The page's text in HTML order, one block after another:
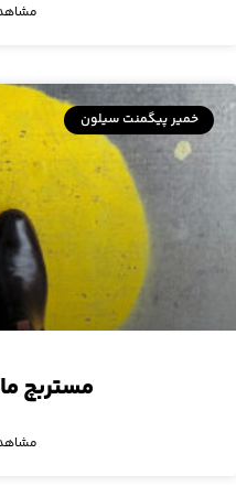
خمیر پیگمنت سیلون
مستربچ